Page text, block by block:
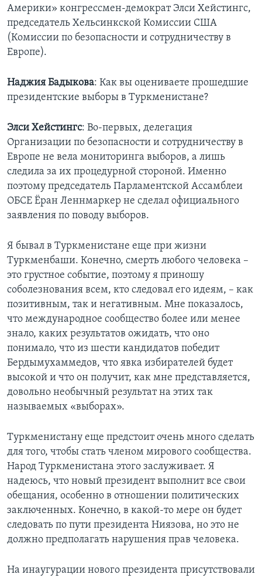
Америки» конгрессмен-демократ Элси Хейстингс,
председатель Хельсинкской Комиссии США
(Комиссии по безопасности и сотрудничеству в
Европе).
Наджия Бадыкова: Как вы оцениваете прошедшие
президентские выборы в Туркменистане?
Элси Хейстингс: Во-первых, делегация
Организации по безопасности и сотрудничеству в
Европе не вела мониторинга выборов, а лишь
следила за их процедурной стороной. Именно
поэтому председатель Парламентской Ассамблеи
ОБСЕ Ёран Леннмаркер не сделал официального
заявления по поводу выборов.
Я бывал в Туркменистане еще при жизни
Туркменбаши. Конечно, смерть любого человека –
это грустное событие, поэтому я приношу
соболезнования всем, кто следовал его идеям, – как
позитивным, так и негативным. Мне показалось,
что международное сообщество более или менее
знало, каких результатов ожидать, что оно
понимало, что из шести кандидатов победит
Бердымухаммедов, что явка избирателей будет
высокой и что он получит, как мне представляется,
довольно необычный результат на этих так
называемых «выборах».
Туркменистану еще предстоит очень много сделать
для того, чтобы стать членом мирового сообщества.
Народ Туркменистана этого заслуживает. Я
надеюсь, что новый президент выполнит все свои
обещания, особенно в отношении политических
заключенных. Конечно, в какой-то мере он будет
следовать по пути президента Ниязова, но это не
должно предполагать нарушения прав человека.
На инаугурации нового президента присутствовали